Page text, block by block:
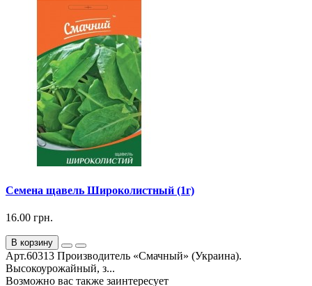
Семена щавель Широколистный (1г)
16.00 грн.
В корзину
Арт.60313 Производитель «Смачный» (Украина).
Высокоурожайный, з...
Возможно вас также заинтересует